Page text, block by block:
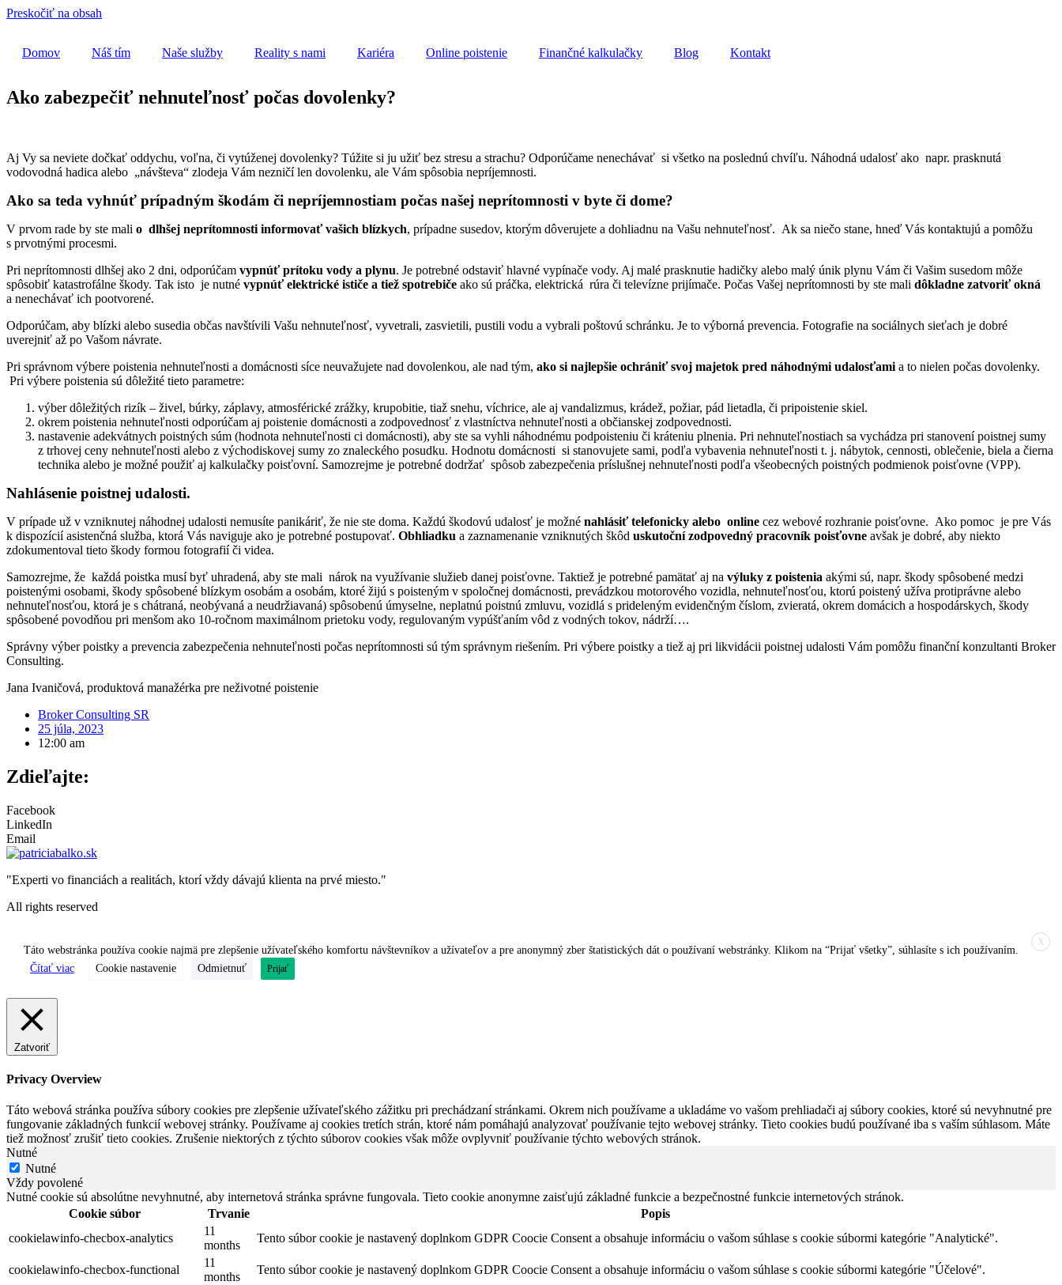
Preskočiť na obsah
Domov Náš tím Naše služby Reality s nami Kariéra Online poistenie Finančné kalkulačky Blog Kontakt
Ako zabezpečiť nehnuteľnosť počas dovolenky?
Aj Vy sa neviete dočkať oddychu, voľna, či vytúženej dovolenky? Túžite si ju užiť bez stresu a strachu? Odporúčame nenechávať si všetko na poslednú chvíľu. Náhodná udalosť ako napr. prasknutá
vodovodná hadica alebo „návšteva“ zlodeja Vám nezničí len dovolenku, ale Vám spôsobia nepríjemnosti.
Ako sa teda vyhnúť prípadným škodám či nepríjemnostiam počas našej neprítomnosti v byte či dome?
V prvom rade by ste mali o dlhšej neprítomnosti informovať vašich blízkych, prípadne susedov, ktorým dôverujete a dohliadnu na Vašu nehnuteľnosť. Ak sa niečo stane, hneď Vás kontaktujú a pomôžu
s prvotnými procesmi.
Pri neprítomnosti dlhšej ako 2 dni, odporúčam vypnúť prítoku vody a plynu. Je potrebné odstaviť hlavné vypínače vody. Aj malé prasknutie hadičky alebo malý únik plynu Vám či Vašim susedom môže
spôsobiť katastrofálne škody. Tak isto je nutné vypnúť elektrické ističe a tiež spotrebiče ako sú práčka, elektrická rúra či televízne prijímače. Počas Vašej neprítomnosti by ste mali dôkladne zatvoriť okná
a nenechávať ich pootvorené.
Odporúčam, aby blízki alebo susedia občas navštívili Vašu nehnuteľnosť, vyvetrali, zasvietili, pustili vodu a vybrali poštovú schránku. Je to výborná prevencia. Fotografie na sociálnych sieťach je dobré
uverejniť až po Vašom návrate.
Pri správnom výbere poistenia nehnuteľnosti a domácnosti síce neuvažujete nad dovolenkou, ale nad tým, ako si najlepšie ochrániť svoj majetok pred náhodnými udalosťami a to nielen počas dovolenky.
Pri výbere poistenia sú dôležité tieto parametre:
výber dôležitých rizík – živel, búrky, záplavy, atmosférické zrážky, krupobitie, tiaž snehu, víchrice, ale aj vandalizmus, krádež, požiar, pád lietadla, či pripoistenie skiel.
okrem poistenia nehnuteľnosti odporúčam aj poistenie domácnosti a zodpovednosť z vlastníctva nehnuteľnosti a občianskej zodpovednosti.
nastavenie adekvátnych poistných súm (hodnota nehnuteľnosti ci domácnosti), aby ste sa vyhli náhodnému podpoisteniu či kráteniu plnenia. Pri nehnuteľnostiach sa vychádza pri stanovení poistnej sumy
z trhovej ceny nehnuteľnosti alebo z východiskovej sumy zo znaleckého posudku. Hodnotu domácnosti si stanovujete sami, podľa vybavenia nehnuteľnosti t. j. nábytok, cennosti, oblečenie, biela a čierna
technika alebo je možné použiť aj kalkulačky poisťovní. Samozrejme je potrebné dodržať spôsob zabezpečenia príslušnej nehnuteľnosti podľa všeobecných poistných podmienok poisťovne (VPP).
Nahlásenie poistnej udalosti.
V prípade už v vzniknutej náhodnej udalosti nemusíte panikáriť, že nie ste doma. Každú škodovú udalosť je možné nahlásiť telefonicky alebo online cez webové rozhranie poisťovne. Ako pomoc je pre Vás
k dispozícií asistenčná služba, ktorá Vás naviguje ako je potrebné postupovať. Obhliadku a zaznamenanie vzniknutých škôd uskutoční zodpovedný pracovník poisťovne avšak je dobré, aby niekto
zdokumentoval tieto škody formou fotografií či videa.
Samozrejme, že každá poistka musí byť uhradená, aby ste mali nárok na využívanie služieb danej poisťovne. Taktiež je potrebné pamätať aj na výluky z poistenia akými sú, napr. škody spôsobené medzi
poistenými osobami, škody spôsobené blízkym osobám a osobám, ktoré žijú s poisteným v spoločnej domácnosti, prevádzkou motorového vozidla, nehnuteľnosťou, ktorú poistený užíva protiprávne alebo
nehnuteľnosťou, ktorá je s chátraná, neobývaná a neudržiavaná) spôsobenú úmyselne, neplatnú poistnú zmluvu, vozidlá s prideleným evidenčným číslom, zvieratá, okrem domácich a hospodárskych, škody
spôsobené povodňou pri menšom ako 10-ročnom maximálnom prietoku vody, regulovaným vypúšťaním vôd z vodných tokov, nádrží….
Správny výber poistky a prevencia zabezpečenia nehnuteľnosti počas neprítomnosti sú tým správnym riešením. Pri výbere poistky a tiež aj pri likvidácii poistnej udalosti Vám pomôžu finanční konzultanti Broker
Consulting.
Jana Ivaničová, produktová manažérka pre neživotné poistenie
Broker Consulting SR
25 júla, 2023
12:00 am
Zdieľajte:
Facebook
LinkedIn
Email
"Experti vo financiách a realitách, ktorí vždy dávajú klienta na prvé miesto."
All rights reserved
X
Táto webstránka používa cookie najmä pre zlepšenie užívateľského komfortu návštevníkov a užívateľov a pre anonymný zber štatistických dát o používaní webstránky. Klikom na “Prijať všetky”, súhlasíte s ich používaním.
Čítať viac
Cookie nastavenie Odmietnuť Prijať
Zatvoriť
Privacy Overview
Táto webová stránka používa súbory cookies pre zlepšenie užívateľského zážitku pri prechádzaní stránkami. Okrem nich používame a ukladáme vo vašom prehliadači aj súbory cookies, ktoré sú nevyhnutné pre
fungovanie základných funkcií webovej stránky. Používame aj cookies tretích strán, ktoré nám pomáhajú analyzovať používanie tejto webovej stránky. Tieto cookies budú používané iba s vaším súhlasom. Máte
tiež možnosť zrušiť tieto cookies. Zrušenie niektorých z týchto súborov cookies však môže ovplyvniť používanie týchto webových stránok.
Nutné
Nutné
Vždy povolené
Nutné cookie sú absolútne nevyhnutné, aby internetová stránka správne fungovala. Tieto cookie anonymne zaisťujú základné funkcie a bezpečnostné funkcie internetových stránok.
Cookie súbor
Trvanie
Popis
cookielawinfo-checbox-analytics
11
months
Tento súbor cookie je nastavený doplnkom GDPR Coocie Consent a obsahuje informáciu o vašom súhlase s cookie súbormi kategórie "Analytické".
cookielawinfo-checbox-functional
11
months
Tento súbor cookie je nastavený doplnkom GDPR Coocie Consent a obsahuje informáciu o vašom súhlase s cookie súbormi kategórie "Účelové".